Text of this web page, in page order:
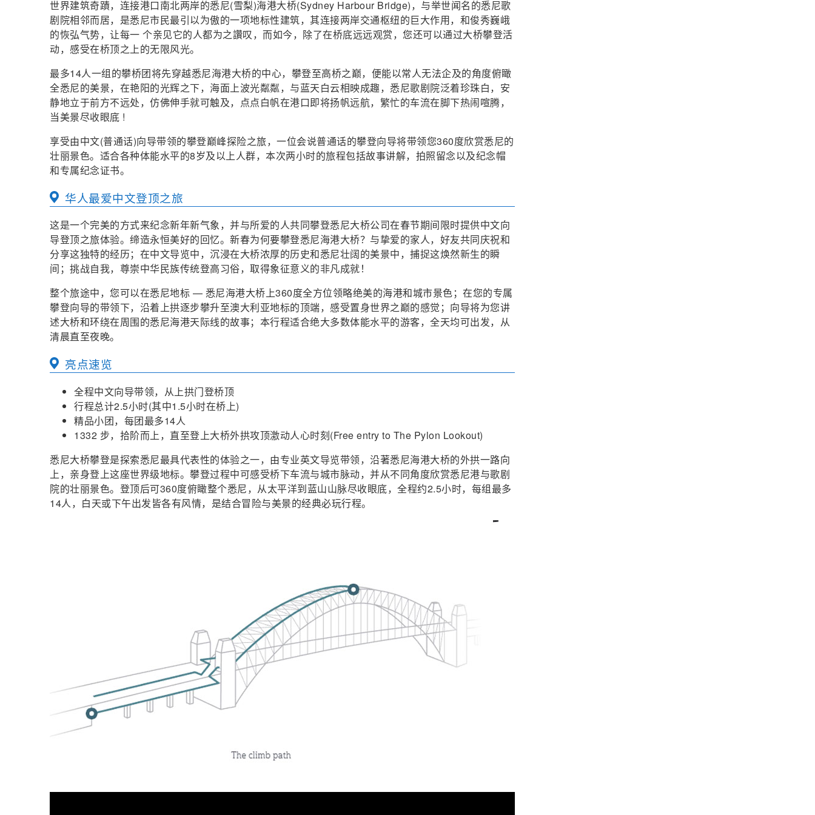
世界建筑奇蹟，连接港口南北两岸的悉尼(雪梨)海港大桥(Sydney Harbour Bridge)，与举世闻名的悉尼歌
剧院相邻而居，是悉尼市民最引以为傲的一项地标性建筑，其连接两岸交通枢纽的巨大作用，和俊秀巍峨
的恢弘气势，让每一 个亲见它的人都为之讚叹，而如今，除了在桥底远远观赏，您还可以通过大桥攀登活
动，感受在桥顶之上的无限风光。
最多14人一组的攀桥团将先穿越悉尼海港大桥的中心，攀登至高桥之巅，便能以常人无法企及的角度俯瞰
全悉尼的美景，在艳阳的光辉之下，海面上波光粼粼，与蓝天白云相映成趣，悉尼歌剧院泛着珍珠白，安
静地立于前方不远处，仿佛伸手就可触及，点点白帆在港口即将扬帆远航，繁忙的车流在脚下热闹喧腾，
当美景尽收眼底 !
享受由中文(普通话)向导带领的攀登巅峰探险之旅，一位会说普通话的攀登向导将带领您360度欣赏悉尼的
壮丽景色。适合各种体能水平的8岁及以上人群，本次两小时的旅程包括故事讲解，拍照留念以及纪念帽
和专属纪念证书。
华人最爱中文登顶之旅
这是一个完美的方式来纪念新年新气象，并与所爱的人共同攀登悉尼大桥公司在春节期间限时提供中文向
导登顶之旅体验。缔造永恒美好的回忆。新春为何要攀登悉尼海港大桥？与挚爱的家人，好友共同庆祝和
分享这独特的经历；在中文导览中，沉浸在大桥浓厚的历史和悉尼壮阔的美景中，捕捉这焕然新生的瞬
间；挑战自我，尊崇中华民族传统登高习俗，取得象征意义的非凡成就！
整个旅途中，您可以在悉尼地标 — 悉尼海港大桥上360度全方位领略绝美的海港和城市景色；在您的专属
攀登向导的带领下，沿着上拱逐步攀升至澳大利亚地标的顶端，感受置身世界之巅的感觉；向导将为您讲
述大桥和环绕在周围的悉尼海港天际线的故事；本行程适合绝大多数体能水平的游客，全天均可出发，从
清晨直至夜晚。
亮点速览
全程中文向导带领，从上拱门登桥顶
行程总计2.5小时(其中1.5小时在桥上)
精品小团，每团最多14人
1332 步，拾阶而上，直至登上大桥外拱攻顶激动人心时刻(Free entry to The Pylon Lookout)
悉尼大桥攀登是探索悉尼最具代表性的体验之一，由专业英文导览带领，沿著悉尼海港大桥的外拱一路向
上，亲身登上这座世界级地标。攀登过程中可感受桥下车流与城市脉动，并从不同角度欣赏悉尼港与歌剧
院的壮丽景色。登顶后可360度俯瞰整个悉尼，从太平洋到蓝山山脉尽收眼底，全程约2.5小时，每组最多
14人，白天或下午出发皆各有风情，是结合冒险与美景的经典必玩行程。